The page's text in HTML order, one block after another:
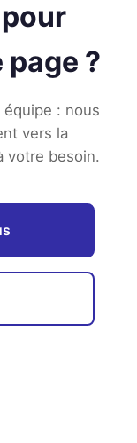
?
: nous
vers la
votre besoin.